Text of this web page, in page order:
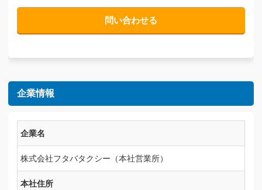
問い合わせる
企業情報
企業名
株式会社フタバタクシー（本社営業所）
本社住所